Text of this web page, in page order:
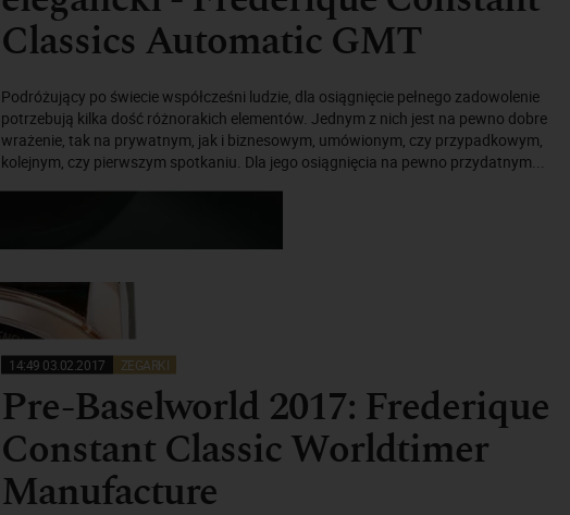
Classics Automatic GMT
Podróżujący po świecie współcześni ludzie, dla osiągnięcie pełnego zadowolenie
potrzebują kilka dość różnorakich elementów. Jednym z nich jest na pewno dobre
wrażenie, tak na prywatnym, jak i biznesowym, umówionym, czy przypadkowym,
kolejnym, czy pierwszym spotkaniu. Dla jego osiągnięcia na pewno przydatnym...
14:49 03.02.2017 ZEGARKI
Pre-Baselworld 2017: Frederique
Constant Classic Worldtimer
Manufacture